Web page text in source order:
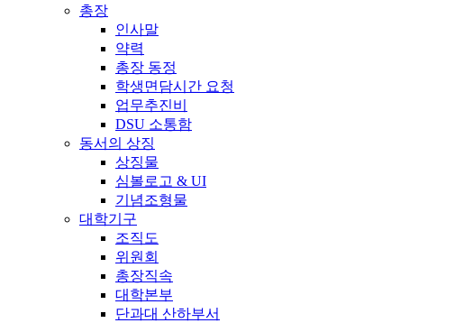
총장
인사말
약력
총장 동정
학생면담시간 요청
업무추진비
DSU 소통함
동서의 상징
상징물
심볼로고 & UI
기념조형물
대학기구
조직도
위원회
총장직속
대학본부
단과대 산하부서